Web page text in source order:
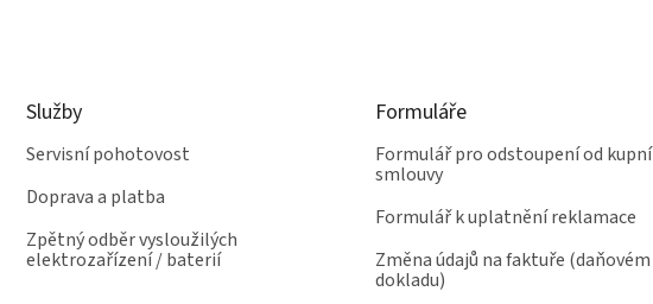
y
ý
p
s
Služby
Servisní pohotovost
Doprava a platba
Zpětný odběr vysloužilých
elektrozařízení / baterií
Formuláře
Formulář pro odstoupení od kupní
smlouvy
Formulář k uplatnění reklamace
Změna údajů na faktuře (daňovém
dokladu)